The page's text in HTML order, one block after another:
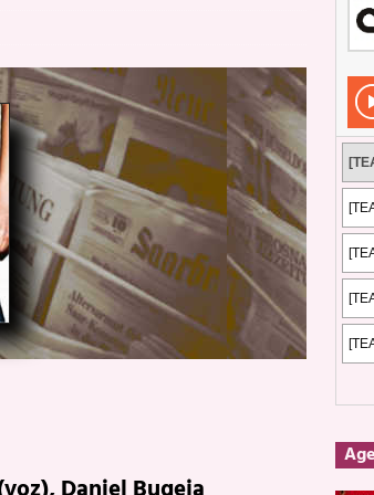
en Fuengirola
FOTOS
ferozmente en Fuengirola.
REPORTAJES
Vol. 2 PUBLICACIONES